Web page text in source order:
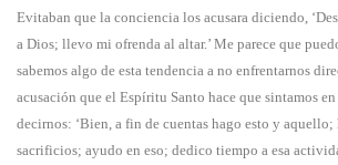
Evitaban que la conciencia los acusara diciendo,
a Dios; llevo mi ofrenda al altar.’ Me parece que
sabemos algo de esta tendencia a no enfrentarnos
acusación que el Espíritu Santo hace que sintamos
decirnos: ‘Bien, a fin de cuentas hago esto y aquello;
sacrificios; ayudo en eso; dedico tiempo a esa